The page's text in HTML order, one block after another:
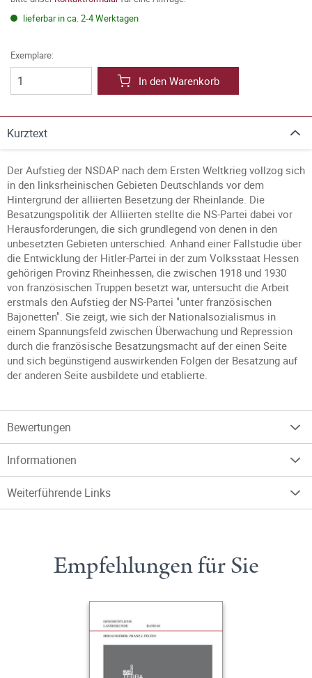
lieferbar in ca. 2-4 Werktagen
Exemplare:
In den Warenkorb
Kurztext
Der Aufstieg der NSDAP nach dem Ersten Weltkrieg vollzog sich
in den linksrheinischen Gebieten Deutschlands vor dem
Hintergrund der alliierten Besetzung der Rheinlande. Die
Besatzungspolitik der Alliierten stellte die NS-Partei dabei vor
Herausforderungen, die sich grundlegend von denen in den
unbesetzten Gebieten unterschied. Anhand einer Fallstudie über
die Entwicklung der Hitler-Partei in der zum Volksstaat Hessen
gehörigen Provinz Rheinhessen, die zwischen 1918 und 1930
von französischen Truppen besetzt war, untersucht die Arbeit
erstmals den Aufstieg der NS-Partei "unter französischen
Bajonetten". Sie zeigt, wie sich der Nationalsozialismus in
einem Spannungsfeld zwischen Überwachung und Repression
durch die französische Besatzungsmacht auf der einen Seite
und sich begünstigend auswirkenden Folgen der Besatzung auf
der anderen Seite ausbildete und etablierte.
Bewertungen
Informationen
Weiterführende Links
Empfehlungen für Sie